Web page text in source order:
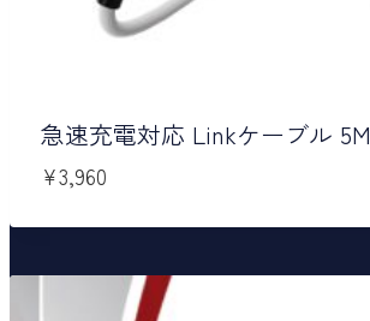
急速充電対応 Linkケーブル 5M
¥3,960